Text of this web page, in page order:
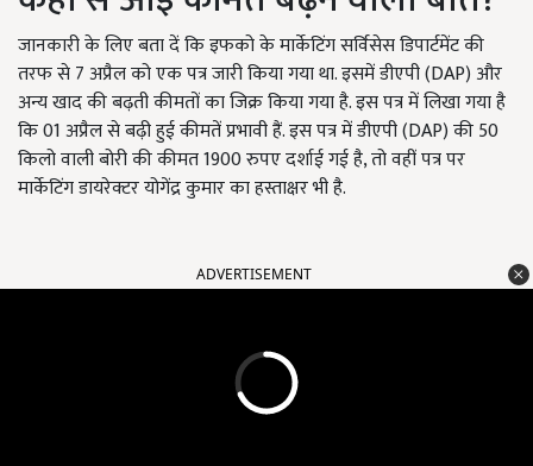
जानकारी के लिए बता दें कि इफको के मार्केटिंग सर्विसेस डिपार्टमेंट की
तरफ से 7 अप्रैल को एक पत्र जारी किया गया था. इसमें डीएपी (DAP) और
अन्य खाद की बढ़ती कीमतों का जिक्र किया गया है. इस पत्र में लिखा गया है
कि 01 अप्रैल से बढ़ी हुई कीमतें प्रभावी हैं. इस पत्र में डीएपी (DAP) की 50
किलो वाली बोरी की कीमत 1900 रुपए दर्शाई गई है, तो वहीं पत्र पर
मार्केटिंग डायरेक्टर योगेंद्र कुमार का हस्ताक्षर भी है.
ADVERTISEMENT